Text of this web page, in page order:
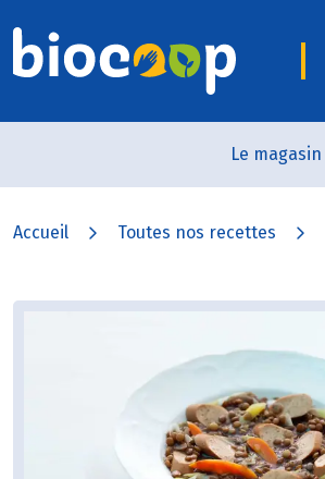
Le magasin
Accueil Toutes nos recettes